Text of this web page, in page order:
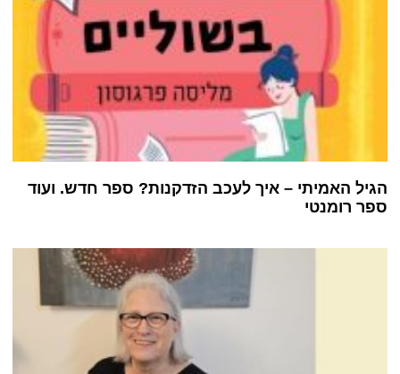
הגיל האמיתי – איך לעכב הזדקנות? ספר חדש. ועוד
ספר רומנטי